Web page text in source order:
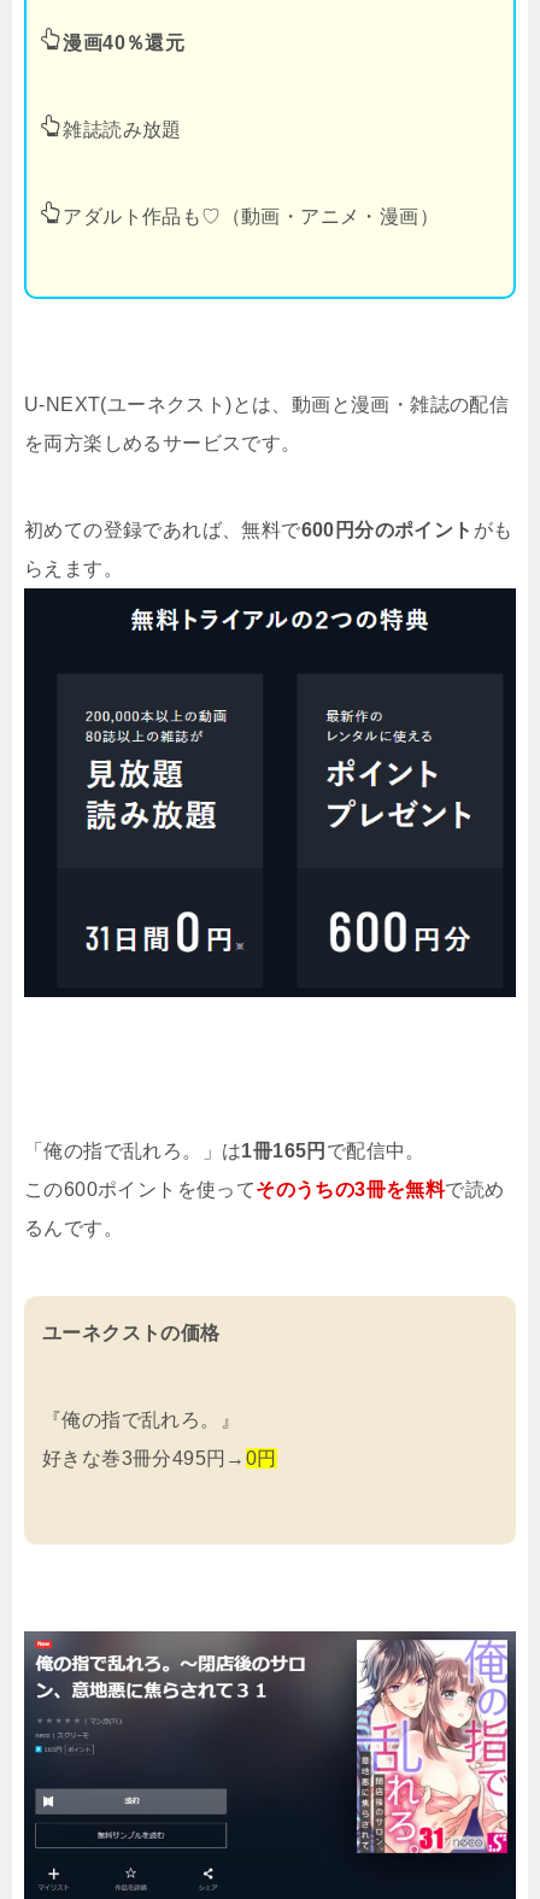
漫画40％還元
雑誌読み放題
アダルト作品も♡（動画・アニメ・漫画）
U-NEXT(ユーネクスト)とは、動画と漫画・雑誌の配信
を両方楽しめるサービスです。
初めての登録であれば、無料で600円分のポイント がも
らえます。
「俺の指で乱れろ。」は1冊165円 で配信中。
この600ポイントを使ってそのうちの3冊を無料で読め
るんです。
ユーネクストの価格
『俺の指で乱れろ。』
好きな巻3冊分495円→ 0円